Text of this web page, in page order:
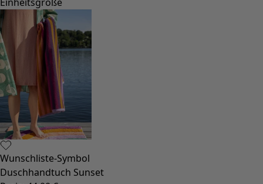
Modestücke für kühle Abende
Gemusterte Kleidung
Baumwollkleidung
Bio-Baumwolle
Strand- und Bademode
Partymode